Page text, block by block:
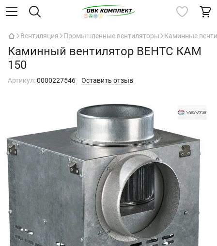
Вентиляция Промышленные вентиляторы Каминные
Каминный вентилятор ВЕНТС КАМ
150
Артикул:0000227546 Оставить отзыв